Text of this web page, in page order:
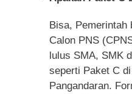
Bisa, Pemerintah
Calon PNS
lulus SMA, SMK
seperti Paket C
Pangandaran.